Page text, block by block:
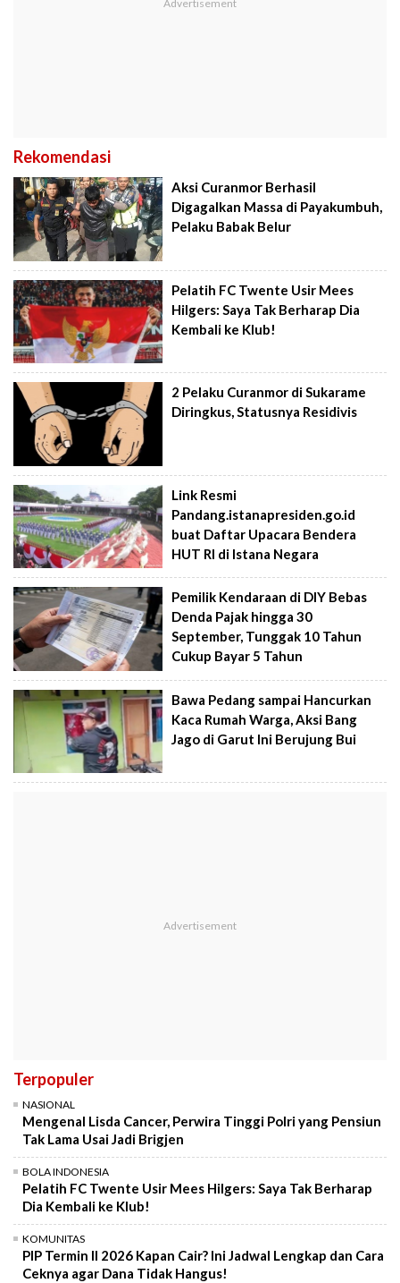
Rekomendasi
Aksi Curanmor Berhasil
Digagalkan Massa di Payakumbuh,
Pelaku Babak Belur
Pelatih FC Twente Usir Mees
Hilgers: Saya Tak Berharap Dia
Kembali ke Klub!
2 Pelaku Curanmor di Sukarame
Diringkus, Statusnya Residivis
Link Resmi
Pandang.istanapresiden.go.id
buat Daftar Upacara Bendera
HUT RI di Istana Negara
Pemilik Kendaraan di DIY Bebas
Denda Pajak hingga 30
September, Tunggak 10 Tahun
Cukup Bayar 5 Tahun
Bawa Pedang sampai Hancurkan
Kaca Rumah Warga, Aksi Bang
Jago di Garut Ini Berujung Bui
Terpopuler
NASIONAL
Mengenal Lisda Cancer, Perwira Tinggi Polri yang Pensiun
Tak Lama Usai Jadi Brigjen
BOLA INDONESIA
Pelatih FC Twente Usir Mees Hilgers: Saya Tak Berharap
Dia Kembali ke Klub!
KOMUNITAS
PIP Termin II 2026 Kapan Cair? Ini Jadwal Lengkap dan Cara
Ceknya agar Dana Tidak Hangus!